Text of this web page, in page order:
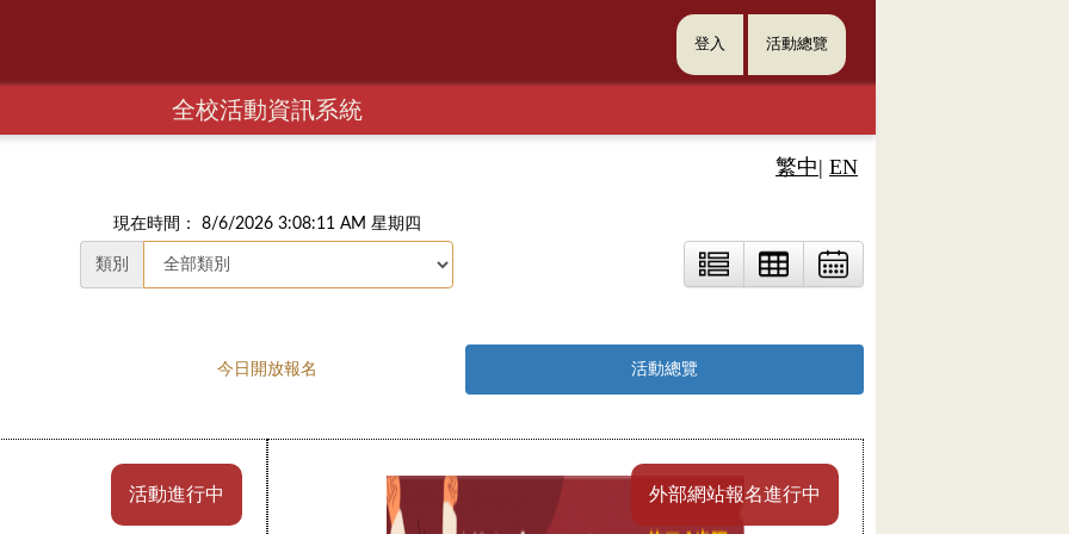
登入 活動總覽
全校活動資訊系統
繁中| EN
現在時間： 8/6/2026 3:08:12 AM 星期四
類別
今日開放報名 活動總覽
活動進行中 外部網站報名進行中